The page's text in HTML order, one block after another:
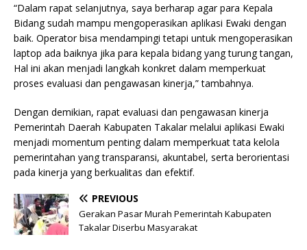
“Dalam rapat selanjutnya, saya berharap agar para Kepala
Bidang sudah mampu mengoperasikan aplikasi Ewaki dengan
baik. Operator bisa mendampingi tetapi untuk mengoperasikan
laptop ada baiknya jika para kepala bidang yang turung tangan,
Hal ini akan menjadi langkah konkret dalam memperkuat
proses evaluasi dan pengawasan kinerja,” tambahnya.
Dengan demikian, rapat evaluasi dan pengawasan kinerja
Pemerintah Daerah Kabupaten Takalar melalui aplikasi Ewaki
menjadi momentum penting dalam memperkuat tata kelola
pemerintahan yang transparansi, akuntabel, serta berorientasi
pada kinerja yang berkualitas dan efektif.
PREVIOUS
Gerakan Pasar Murah Pemerintah Kabupaten
Takalar Diserbu Masyarakat